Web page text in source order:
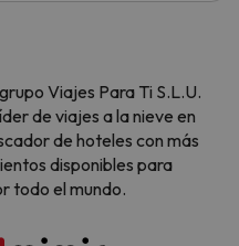
Viajes Para Ti S.L.U.
de viajes a la nieve en
de hoteles con más
disponibles para
todo el mundo.